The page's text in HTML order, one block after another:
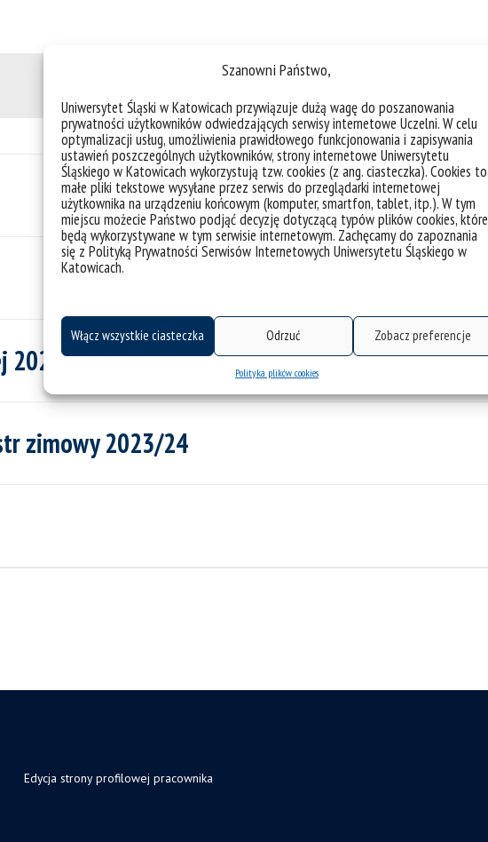
Szanowni Państwo,
Uniwersytet Śląski w Katowicach przywiązuje dużą wagę do poszanowania
prywatności użytkowników odwiedzających serwisy internetowe Uczelni. W celu
optymalizacji usług, umożliwienia prawidłowego funkcjonowania i zapisywania
ustawień poszczególnych użytkowników, strony internetowe Uniwersytetu
Śląskiego w Katowicach wykorzystują tzw. cookies (z ang. ciasteczka). Cookies to
małe pliki tekstowe wysyłane przez serwis do przeglądarki internetowej
użytkownika na urządzeniu końcowym (komputer, smartfon, tablet, itp.). W tym
miejscu możecie Państwo podjąć decyzję dotyczącą typów plików cookies, które
będą wykorzystywane w tym serwisie internetowym. Zachęcamy do zapoznania
się z Polityką Prywatności Serwisów Internetowych Uniwersytetu Śląskiego w
Katowicach.
Włącz wszystkie ciasteczka Odrzuć Zobacz preferencje
Polityka plików cookies
2023/2024
zimowy 2023/24
Edycja strony profilowej pracownika